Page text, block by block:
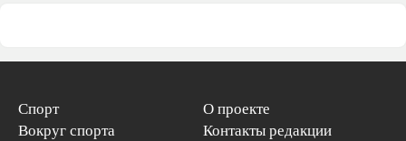
Спорт
Вокруг спорта
О проекте
Контакты редакции